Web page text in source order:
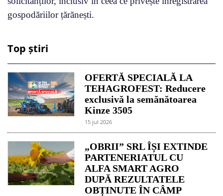
gospodăriilor țărănești.
Top știri
OFERTĂ SPECIALĂ LA
TEHAGROFEST: Reducere
exclusivă la semănătoarea
Kinze 3505
15 jul 2026
„OBRII” SRL ÎȘI EXTINDE
PARTENERIATUL CU
ALFA SMART AGRO
DUPĂ REZULTATELE
OBȚINUTE ÎN CÂMP